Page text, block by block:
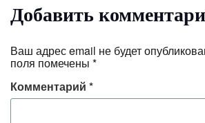
Добавить
Ваш адрес email не будет
поля помечены *
Комментарий *